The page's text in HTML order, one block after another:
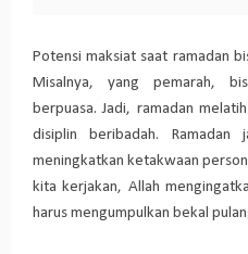
Potensi maksiat saat ramadan
Misalnya, yang pemarah,
berpuasa. Jadi, ramadan
disiplin beribadah.
meningkatkan ketakwaan
kita kerjakan, Allah
harus mengumpulkan bekal